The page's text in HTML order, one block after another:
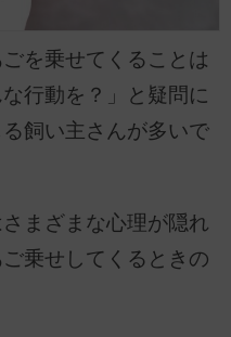
を乗せてくることは
行動を？」と疑問に
飼い主さんが多いで
まざまな心理が隠れ
乗せしてくるときの